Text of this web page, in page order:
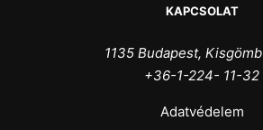
KAPCSOLAT
1135 Budapest,
+36-1-224- 11-32
Adatvédelem